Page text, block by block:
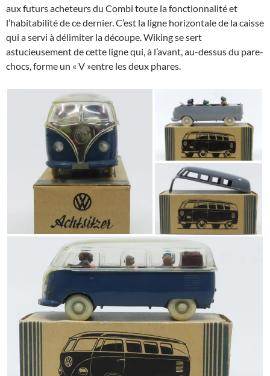
aux futurs acheteurs du Combi toute la fonctionnalité et
l’habitabilité de ce dernier. C’est la ligne horizontale de la caisse
qui a servi à délimiter la découpe. Wiking se sert
astucieusement de cette ligne qui, à l’avant, au-dessus du pare-
chocs, forme un « V »entre les deux phares.